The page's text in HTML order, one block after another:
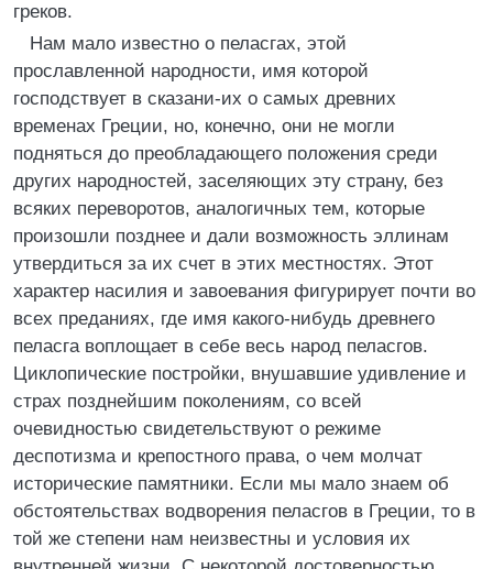
греков.
Нам мало известно о пеласгах, этой
прославленной народности, имя которой
господствует в сказани-их о самых древних
временах Греции, но, конечно, они не могли
подняться до преобладающего положения среди
других народностей, заселяющих эту страну, без
всяких переворотов, аналогичных тем, которые
произошли позднее и дали возможность эллинам
утвердиться за их счет в этих местностях. Этот
характер насилия и завоевания фигурирует почти во
всех преданиях, где имя какого-нибудь древнего
пеласга воплощает в себе весь народ пеласгов.
Циклопические постройки, внушавшие удивление и
страх позднейшим поколениям, со всей
очевидностью свидетельствуют о режиме
деспотизма и крепостного права, о чем молчат
исторические памятники. Если мы мало знаем об
обстоятельствах водворения пеласгов в Греции, то в
той же степени нам неизвестны и условия их